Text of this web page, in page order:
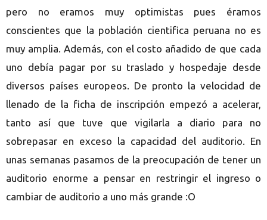
pero no eramos muy optimistas pues éramos
conscientes que la población cientifica peruana no es
muy amplia. Además, con el costo añadido de que cada
uno debía pagar por su traslado y hospedaje desde
diversos países europeos. De pronto la velocidad de
llenado de la ficha de inscripción empezó a acelerar,
tanto así que tuve que vigilarla a diario para no
sobrepasar en exceso la capacidad del auditorio. En
unas semanas pasamos de la preocupación de tener un
auditorio enorme a pensar en restringir el ingreso o
cambiar de auditorio a uno más grande :O